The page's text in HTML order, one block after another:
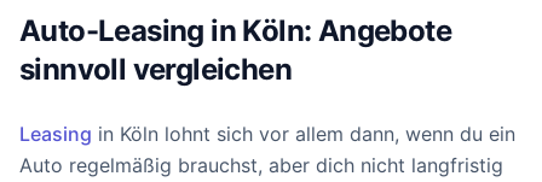
Auto-Leasing in Köln: Angebote
sinnvoll vergleichen
Leasing in Köln lohnt sich vor allem dann, wenn du ein
Auto regelmäßig brauchst, aber dich nicht langfristig